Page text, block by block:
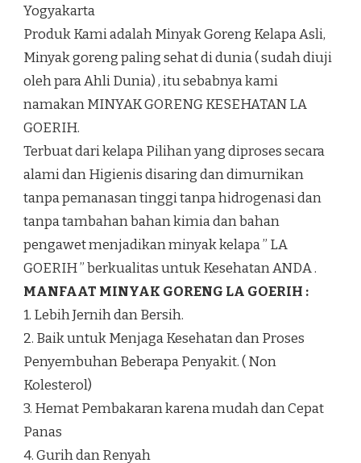
Yogyakarta
Produk Kami adalah Minyak Goreng Kelapa Asli,
Minyak goreng paling sehat di dunia ( sudah diuji
oleh para Ahli Dunia) , itu sebabnya kami
namakan MINYAK GORENG KESEHATAN LA
GOERIH.
Terbuat dari kelapa Pilihan yang diproses secara
alami dan Higienis disaring dan dimurnikan
tanpa pemanasan tinggi tanpa hidrogenasi dan
tanpa tambahan bahan kimia dan bahan
pengawet menjadikan minyak kelapa ” LA
GOERIH ” berkualitas untuk Kesehatan ANDA .
MANFAAT MINYAK GORENG LA GOERIH :
1. Lebih Jernih dan Bersih.
2. Baik untuk Menjaga Kesehatan dan Proses
Penyembuhan Beberapa Penyakit. ( Non
Kolesterol)
3. Hemat Pembakaran karena mudah dan Cepat
Panas
4. Gurih dan Renyah